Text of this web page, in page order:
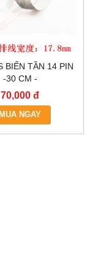
BIẾN TẦN 14 PIN
-30 CM -
70,000 đ
MUA NGAY